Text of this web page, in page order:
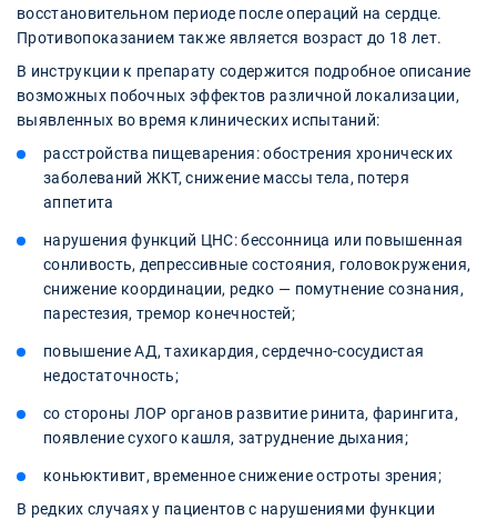
восстановительном периоде после операций на сердце.
Противопоказанием также является возраст до 18 лет.
В инструкции к препарату содержится подробное описание
возможных побочных эффектов различной локализации,
выявленных во время клинических испытаний:
расстройства пищеварения: обострения хронических
заболеваний ЖКТ, снижение массы тела, потеря
аппетита
нарушения функций ЦНС: бессонница или повышенная
сонливость, депрессивные состояния, головокружения,
снижение координации, редко — помутнение сознания,
парестезия, тремор конечностей;
повышение АД, тахикардия, сердечно-сосудистая
недостаточность;
со стороны ЛОР органов развитие ринита, фарингита,
появление сухого кашля, затруднение дыхания;
коньюктивит, временное снижение остроты зрения;
В редких случаях у пациентов с нарушениями функции